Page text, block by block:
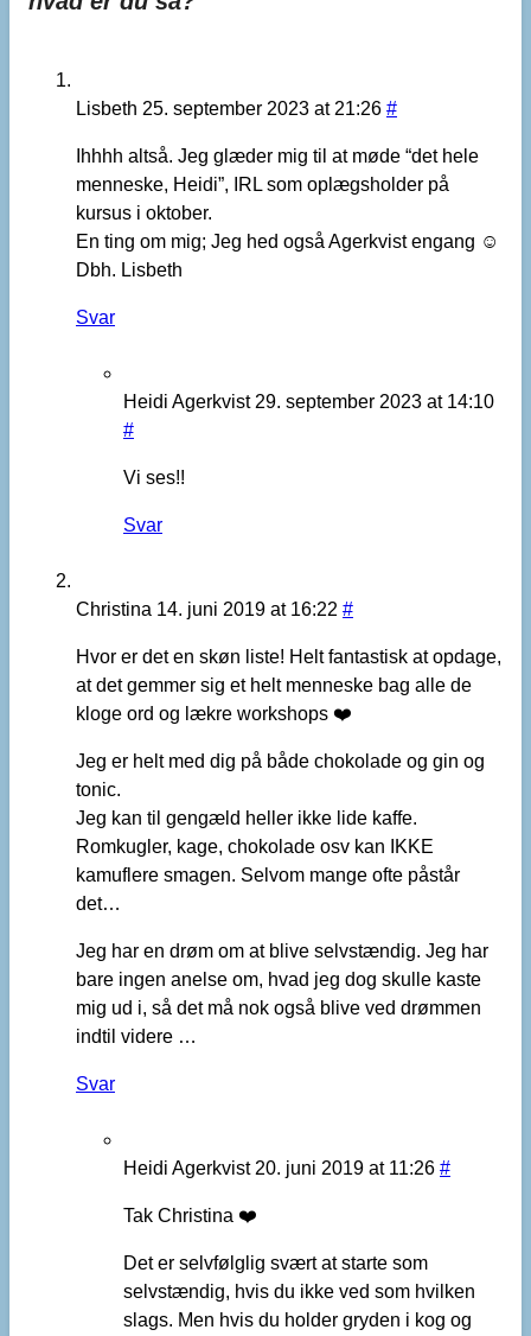
Lisbeth 25. september 2023 at 21:26 #
Ihhhh altså. Jeg glæder mig til at møde “det hele
menneske, Heidi”, IRL som oplægsholder på
kursus i oktober.
En ting om mig; Jeg hed også Agerkvist engang ☺️
Dbh. Lisbeth
Svar
Heidi Agerkvist 29. september 2023 at 14:10
#
Vi ses!!
Svar
Christina 14. juni 2019 at 16:22 #
Hvor er det en skøn liste! Helt fantastisk at opdage,
at det gemmer sig et helt menneske bag alle de
kloge ord og lækre workshops ❤️
Jeg er helt med dig på både chokolade og gin og
tonic.
Jeg kan til gengæld heller ikke lide kaffe.
Romkugler, kage, chokolade osv kan IKKE
kamuflere smagen. Selvom mange ofte påstår
det…
Jeg har en drøm om at blive selvstændig. Jeg har
bare ingen anelse om, hvad jeg dog skulle kaste
mig ud i, så det må nok også blive ved drømmen
indtil videre …
Svar
Heidi Agerkvist 20. juni 2019 at 11:26 #
Tak Christina ❤️
Det er selvfølglig svært at starte som
selvstændig, hvis du ikke ved som hvilken
slags. Men hvis du holder gryden i kog og